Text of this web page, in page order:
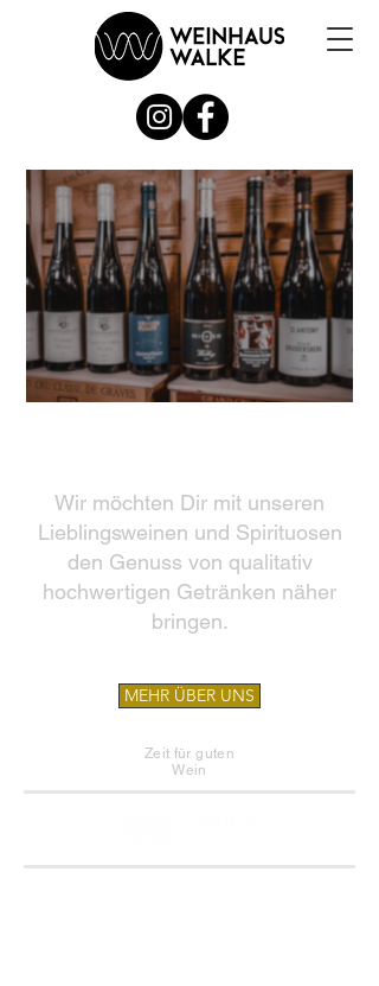
Wir möchten Dir mit unseren
Lieblingsweinen und Spirituosen
den Genuss von qualitativ
hochwertigen Getränken näher
bringen.
MEHR ÜBER UNS
Zeit für guten
Wein